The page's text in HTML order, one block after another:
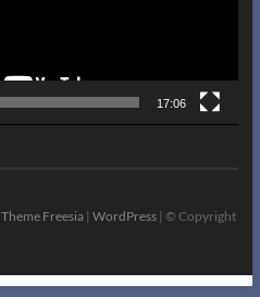
17:06
Theme Freesia| WordPress| © Copyright